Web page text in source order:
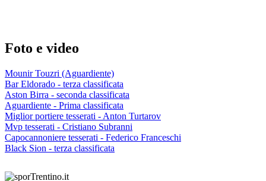
Foto e video
Mounir Touzri (Aguardiente)
Bar Eldorado - terza classificata
Aston Birra - seconda classificata
Aguardiente - Prima classificata
Miglior portiere tesserati - Anton Turtarov
Mvp tesserati - Cristiano Subranni
Capocannoniere tesserati - Federico Franceschi
Black Sion - terza classificata